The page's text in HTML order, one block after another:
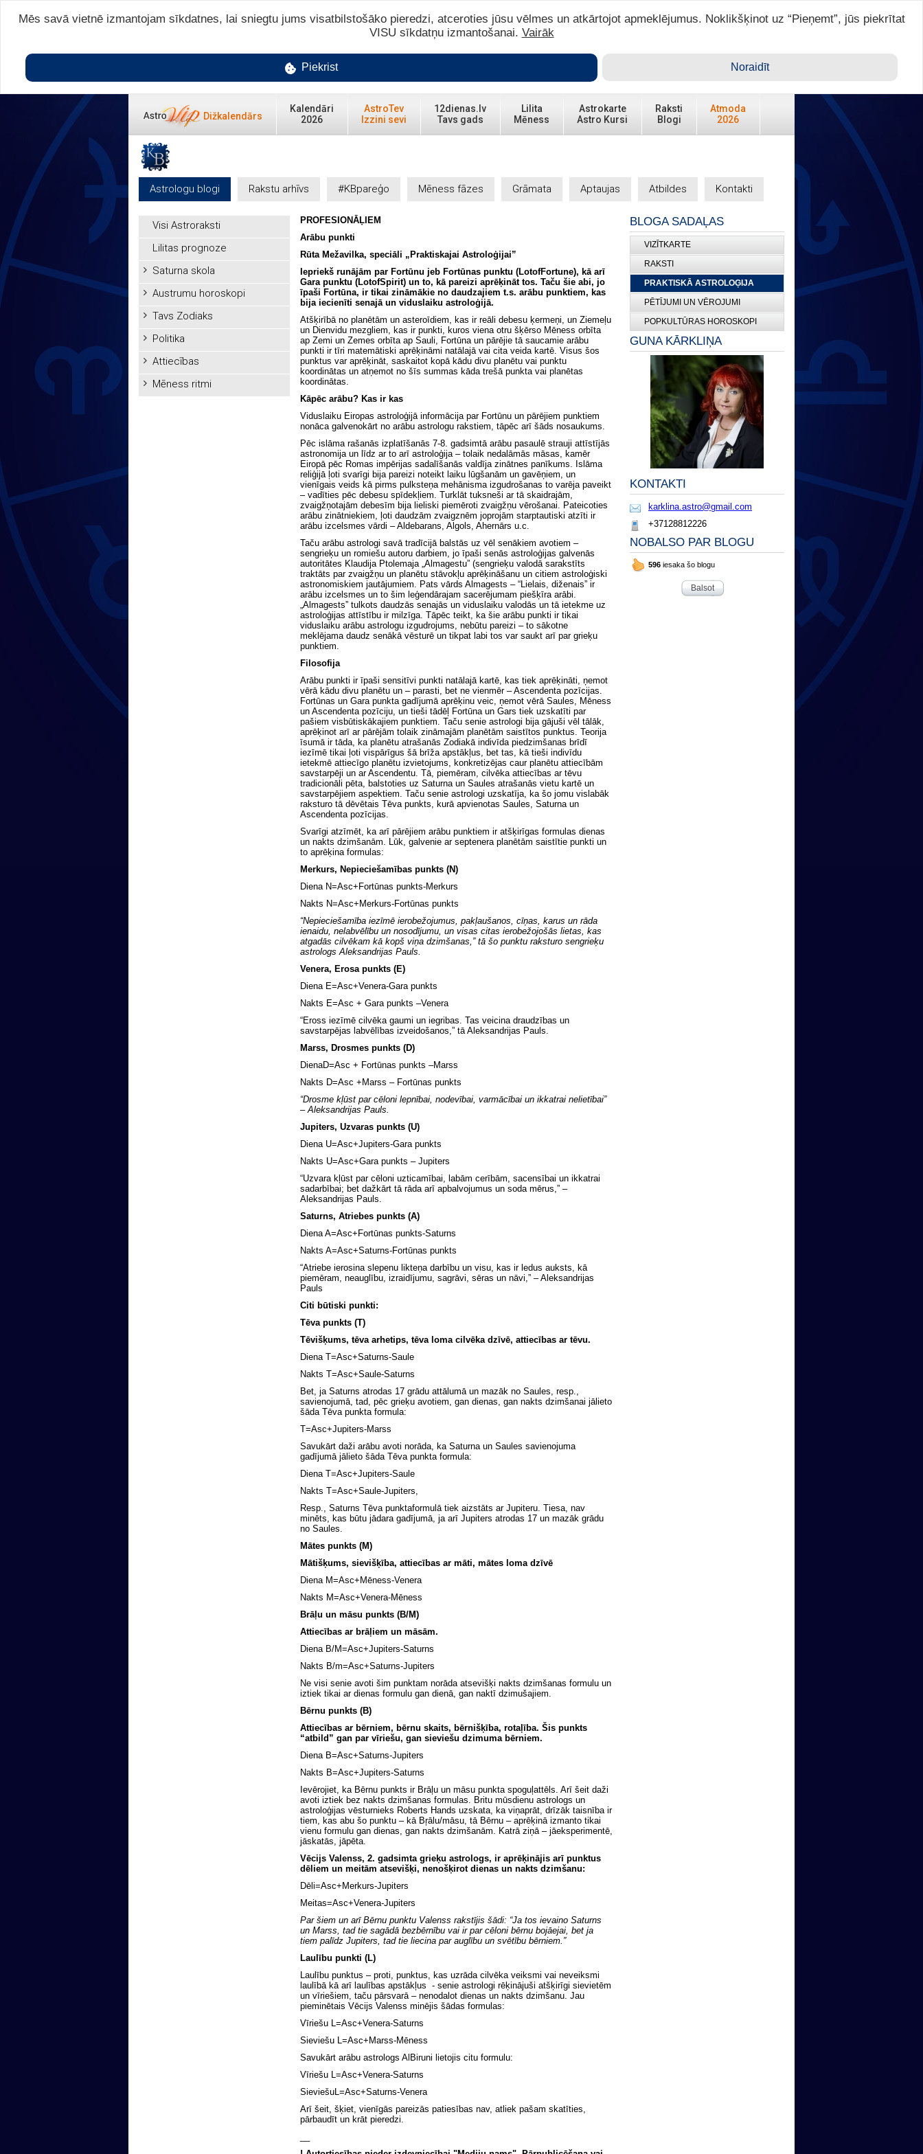
Ienākt ar ASTRO VIP >
Dižkalendārs
Kalendāri
2026
AstroTev
Izzini sevi
12dienas.lv
Tavs gads
Lilita
Mēness
Astrokarte
Astro Kursi
Raksti
Blogi
Atmoda
2026
Astrologu blogi Rakstu arhīvs #KBpareģo Mēness fāzes Grāmata Aptaujas Atbildes Kontakti
Visi Astroraksti
Lilitas prognoze
Saturna skola
Austrumu horoskopi
Tavs Zodiaks
Politika
Attiecības
Mēness ritmi
PROFESIONĀĻIEM
Arābu punkti
Rūta Mežavilka, speciāli „Praktiskajai Astroloģijai”
Iepriekš runājām par Fortūnu jeb Fortūnas punktu (LotofFortune), kā arī
Gara punktu (LotofSpirit) un to, kā pareizi aprēķināt tos. Taču šie abi, jo
īpaši Fortūna, ir tikai zināmākie no daudzajiem t.s. arābu punktiem, kas
bija iecienīti senajā un viduslaiku astroloģijā.
Atšķirībā no planētām un asteroīdiem, kas ir reāli debesu ķermeņi, un Ziemeļu
un Dienvidu mezgliem, kas ir punkti, kuros viena otru šķērso Mēness orbīta
ap Zemi un Zemes orbīta ap Sauli, Fortūna un pārējie tā saucamie arābu
punkti ir tīri matemātiski aprēķināmi natālajā vai cita veida kartē. Visus šos
punktus var aprēķināt, saskaitot kopā kādu divu planētu vai punktu
koordinātas un atņemot no šīs summas kāda trešā punkta vai planētas
koordinātas.
Kāpēc arābu? Kas ir kas
Viduslaiku Eiropas astroloģijā informācija par Fortūnu un pārējiem punktiem
nonāca galvenokārt no arābu astrologu rakstiem, tāpēc arī šāds nosaukums.
Pēc islāma rašanās izplatīšanās 7-8. gadsimtā arābu pasaulē strauji attīstījās
astronomija un līdz ar to arī astroloģija – tolaik nedalāmās māsas, kamēr
Eiropā pēc Romas impērijas sadalīšanās valdīja zinātnes panīkums. Islāma
reliģijā ļoti svarīgi bija pareizi noteikt laiku lūgšanām un gavēņiem, un
vienīgais veids kā pirms pulksteņa mehānisma izgudrošanas to varēja paveikt
– vadīties pēc debesu spīdekļiem. Turklāt tuksneši ar tā skaidrajām,
zvaigžņotajām debesīm bija lieliski piemēroti zvaigžņu vērošanai. Pateicoties
arābu zinātniekiem, ļoti daudzām zvaigznēm joprojām starptautiski atzīti ir
arābu izcelsmes vārdi – Aldebarans, Algols, Ahernārs u.c.
Taču arābu astrologi savā tradīcijā balstās uz vēl senākiem avotiem –
sengrieķu un romiešu autoru darbiem, jo īpaši senās astroloģijas galvenās
autoritātes Klaudija Ptolemaja „Almagestu” (sengrieķu valodā sarakstīts
traktāts par zvaigžņu un planētu stāvokļu aprēķināšanu un citiem astroloģiski
astronomiskiem jautājumiem. Pats vārds Almagests – “Lielais, diženais” ir
arābu izcelsmes un to šim leģendārajam sacerējumam piešķīra arābi.
„Almagests” tulkots daudzās senajās un viduslaiku valodās un tā ietekme uz
astroloģijas attīstību ir milzīga. Tāpēc teikt, ka šie arābu punkti ir tikai
viduslaiku arābu astrologu izgudrojums, nebūtu pareizi – to sākotne
meklējama daudz senākā vēsturē un tikpat labi tos var saukt arī par grieķu
punktiem.
Filosofija
Arābu punkti ir īpaši sensitīvi punkti natālajā kartē, kas tiek aprēķināti, ņemot
vērā kādu divu planētu un – parasti, bet ne vienmēr – Ascendenta pozīcijas.
Fortūnas un Gara punkta gadījumā aprēķinu veic, ņemot vērā Saules, Mēness
un Ascendenta pozīciju, un tieši tādēļ Fortūna un Gars tiek uzskatīti par
pašiem visbūtiskākajiem punktiem. Taču senie astrologi bija gājuši vēl tālāk,
aprēķinot arī ar pārējām tolaik zināmajām planētām saistītos punktus. Teorija
īsumā ir tāda, ka planētu atrašanās Zodiakā indivīda piedzimšanas brīdī
iezīmē tikai ļoti vispārīgus šā brīža apstākļus, bet tas, kā tieši indivīdu
ietekmē attiecīgo planētu izvietojums, konkretizējas caur planētu attiecībām
savstarpēji un ar Ascendentu. Tā, piemēram, cilvēka attiecības ar tēvu
tradicionāli pēta, balstoties uz Saturna un Saules atrašanās vietu kartē un
savstarpējiem aspektiem. Taču senie astrologi uzskatīja, ka šo jomu vislabāk
raksturo tā dēvētais Tēva punkts, kurā apvienotas Saules, Saturna un
Ascendenta pozīcijas.
Svarīgi atzīmēt, ka arī pārējiem arābu punktiem ir atšķirīgas formulas dienas
un nakts dzimšanām. Lūk, galvenie ar septenera planētām saistītie punkti un
to aprēķina formulas:
Merkurs, Nepieciešamības punkts (N)
Diena N=Asc+Fortūnas punkts-Merkurs
Nakts N=Asc+Merkurs-Fortūnas punkts
“Nepieciešamība iezīmē ierobežojumus, pakļaušanos, cīņas, karus un rāda
ienaidu, nelabvēlību un nosodījumu, un visas citas ierobežojošās lietas, kas
atgadās cilvēkam kā kopš viņa dzimšanas,” tā šo punktu raksturo sengrieķu
astrologs Aleksandrijas Pauls.
Venera, Erosa punkts (E)
Diena E=Asc+Venera-Gara punkts
Nakts E=Asc + Gara punkts –Venera
“Eross iezīmē cilvēka gaumi un iegribas. Tas veicina draudzības un
savstarpējas labvēlības izveidošanos,” tā Aleksandrijas Pauls.
Marss, Drosmes punkts (D)
DienaD=Asc + Fortūnas punkts –Marss
Nakts D=Asc +Marss – Fortūnas punkts
“Drosme kļūst par cēloni lepnībai, nodevībai, varmācībai un ikkatrai nelietībai”
– Aleksandrijas Pauls.
Jupiters, Uzvaras punkts (U)
Diena U=Asc+Jupiters-Gara punkts
Nakts U=Asc+Gara punkts – Jupiters
“Uzvara kļūst par cēloni uzticamībai, labām cerībām, sacensībai un ikkatrai
sadarbībai; bet dažkārt tā rāda arī apbalvojumus un soda mērus,” –
Aleksandrijas Pauls.
Saturns, Atriebes punkts (A)
Diena A=Asc+Fortūnas punkts-Saturns
Nakts A=Asc+Saturns-Fortūnas punkts
“Atriebe ierosina slepenu likteņa darbību un visu, kas ir ledus auksts, kā
piemēram, neauglību, izraidījumu, sagrāvi, sēras un nāvi,” – Aleksandrijas
Pauls
Citi būtiski punkti:
Tēva punkts (T)
Tēvišķums, tēva arhetips, tēva loma cilvēka dzīvē, attiecības ar tēvu.
Diena T=Asc+Saturns-Saule
Nakts T=Asc+Saule-Saturns
Bet, ja Saturns atrodas 17 grādu attālumā un mazāk no Saules, resp.,
savienojumā, tad, pēc grieķu avotiem, gan dienas, gan nakts dzimšanai jālieto
šāda Tēva punkta formula:
T=Asc+Jupiters-Marss
Savukārt daži arābu avoti norāda, ka Saturna un Saules savienojuma
gadījumā jālieto šāda Tēva punkta formula:
Diena T=Asc+Jupiters-Saule
Nakts T=Asc+Saule-Jupiters,
Resp., Saturns Tēva punktaformulā tiek aizstāts ar Jupiteru. Tiesa, nav
minēts, kas būtu jādara gadījumā, ja arī Jupiters atrodas 17 un mazāk grādu
no Saules.
Mātes punkts (M)
Mātišķums, sievišķība, attiecības ar māti, mātes loma dzīvē
Diena M=Asc+Mēness-Venera
Nakts M=Asc+Venera-Mēness
Brāļu un māsu punkts (B/M)
Attiecības ar brāļiem un māsām.
Diena B/M=Asc+Jupiters-Saturns
Nakts B/m=Asc+Saturns-Jupiters
Ne visi senie avoti šim punktam norāda atsevišķi nakts dzimšanas formulu un
iztiek tikai ar dienas formulu gan dienā, gan naktī dzimušajiem.
Bērnu punkts (B)
Attiecības ar bērniem, bērnu skaits, bērnišķība, rotaļība. Šis punkts
“atbild” gan par vīriešu, gan sieviešu dzimuma bērniem.
Diena B=Asc+Saturns-Jupiters
Nakts B=Asc+Jupiters-Saturns
Ievērojiet, ka Bērnu punkts ir Brāļu un māsu punkta spoguļattēls. Arī šeit daži
avoti iztiek bez nakts dzimšanas formulas. Britu mūsdienu astrologs un
astroloģijas vēsturnieks Roberts Hands uzskata, ka viņaprāt, drīzāk taisnība ir
tiem, kas abu šo punktu – kā Bŗālu/māsu, tā Bērnu – aprēķinā izmanto tikai
vienu formulu gan dienas, gan nakts dzimšanām. Katrā ziņā – jāeksperimentē,
jāskatās, jāpēta.
Vēcijs Valenss, 2. gadsimta grieķu astrologs, ir aprēķinājis arī punktus
dēliem un meitām atsevišķi, nenošķirot dienas un nakts dzimšanu:
Dēli=Asc+Merkurs-Jupiters
Meitas=Asc+Venera-Jupiters
Par šiem un arī Bērnu punktu Valenss rakstījis šādi: “Ja tos ievaino Saturns
un Marss, tad tie sagādā bezbērnību vai ir par cēloni bērnu bojāejai, bet ja
tiem palīdz Jupiters, tad tie liecina par auglību un svētību bērniem.”
Laulību punkti (L)
Laulību punktus – proti, punktus, kas uzrāda cilvēka veiksmi vai neveiksmi
laulībā kā arī laulības apstākļus - senie astrologi rēķinājuši atšķirīgi sievietēm
un vīriešiem, taču pārsvarā – nenodalot dienas un nakts dzimšanu. Jau
pieminētais Vēcijs Valenss minējis šādas formulas:
Vīriešu L=Asc+Venera-Saturns
Sieviešu L=Asc+Marss-Mēness
Savukārt arābu astrologs AlBiruni lietojis citu formulu:
Vīriešu L=Asc+Venera-Saturns
SieviešuL=Asc+Saturns-Venera
Arī šeit, šķiet, vienīgās pareizās patiesības nav, atliek pašam skatīties,
pārbaudīt un krāt pieredzi.
BLOGA SADAĻAS
VIZĪTKARTE
RAKSTI
PRAKTISKĀ ASTROLOĢIJA
PĒTĪJUMI UN VĒROJUMI
POPKULTŪRAS HOROSKOPI
GUNA KĀRKLIŅA
KONTAKTI
karklina.astro@gmail.com
+37128812226
NOBALSO PAR BLOGU
596 iesaka šo blogu
Balsot
Mēs savā vietnē izmantojam sīkdatnes, lai sniegtu jums visatbilstošāko pieredzi, atceroties jūsu vēlmes un atkārtojot apmeklējumus. Noklikšķinot uz “Pieņemt”, jūs piekrītat
VISU sīkdatņu izmantošanai. Vairāk
Piekrist Noraidīt